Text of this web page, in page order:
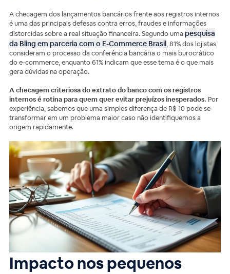
A checagem dos lançamentos bancários frente aos registros internos
é uma das principais defesas contra erros, fraudes e informações
distorcidas sobre a real situação financeira. Segundo umapesquisa
da Bling em parceria com o E-Commerce Brasil, 81% dos lojistas
consideram o processo da conferência bancária o mais burocrático
do e-commerce, enquanto 61% indicam que esse tema é o que mais
gera dúvidas na operação.
A checagem criteriosa do extrato do banco com os registros
internos é rotina para quem quer evitar prejuízos inesperados. Por
experiência, sabemos que uma simples diferença de R$ 10 pode se
transformar em um problema maior caso não identifiquemos a
origem rapidamente.
Impacto nos pequenos